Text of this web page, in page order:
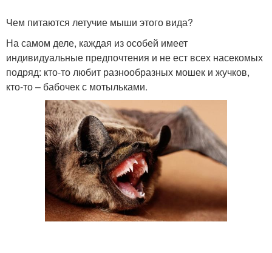
Чем питаются летучие мыши этого вида?
На самом деле, каждая из особей имеет
индивидуальные предпочтения и не ест всех насекомых
подряд: кто-то любит разнообразных мошек и жучков,
кто-то – бабочек с мотыльками.